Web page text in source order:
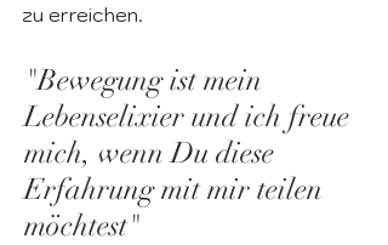
zu erreichen.
"Bewegung ist mein
Lebenselixier und ich freue
mich, wenn Du diese
Erfahrung mit mir teilen
möchtest"